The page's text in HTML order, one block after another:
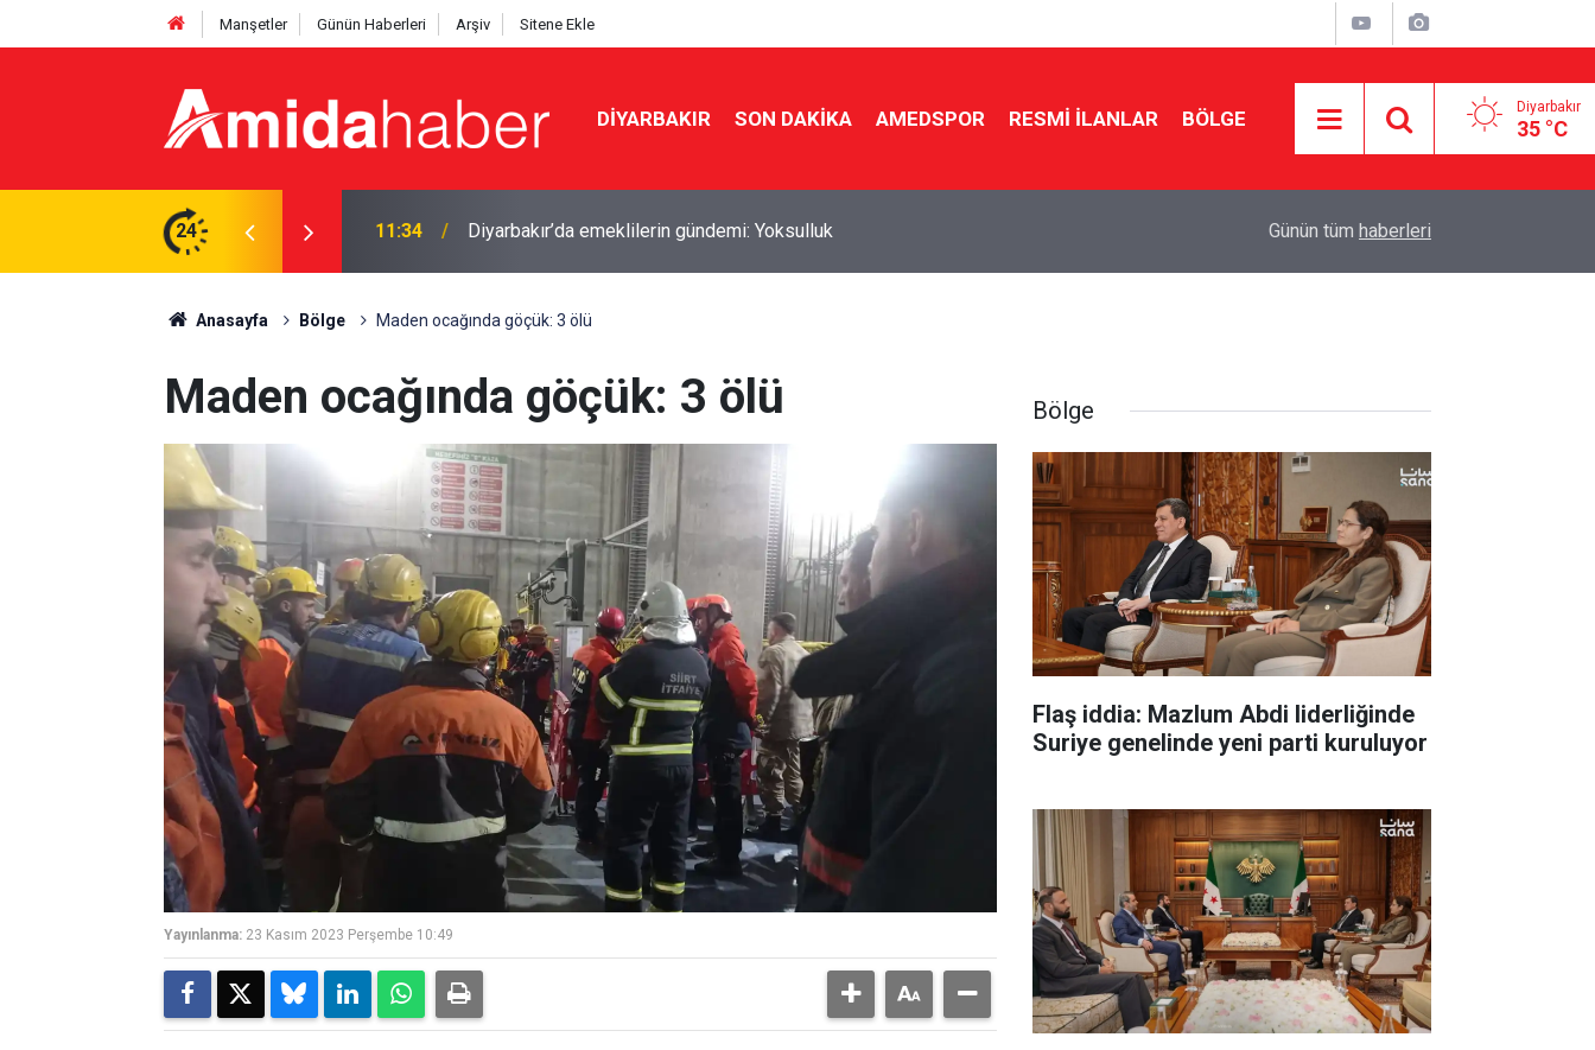
Manşetler Günün Haberleri Arşiv Sitene Ekle
DIYARBAKIR SON DAKIKA AMEDSPOR RESMI İLANLAR BÖLGE Diyarbakır
35 °C
24 11:06 Sırp forvet Amedspor forması giyecek Metiner’den Demirtaş açıklaması: AK Parti
Günün tüm haberleri
Anasayfa Bölge Maden ocağında göçük: 3 ölü
Maden ocağında göçük: 3 ölü
Yayınlanma: 23 Kasım 2023 Perşembe 10:49
Bölge
Flaş iddia: Mazlum Abdi liderliğinde
Suriye genelinde yeni parti kuruluyor